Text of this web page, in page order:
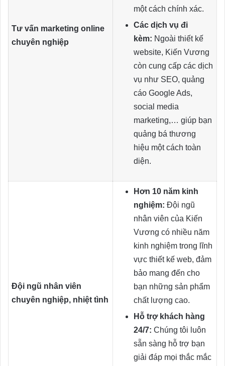
Tư vấn marketing online
chuyên nghiệp
một cách chính xác.
Các dịch vụ đi
kèm: Ngoài thiết kế
website, Kiến Vương
còn cung cấp các dịch
vụ như SEO, quảng
cáo Google Ads,
social media
marketing,… giúp bạn
quảng bá thương
hiệu một cách toàn
diện.
Đội ngũ nhân viên
chuyên nghiệp, nhiệt tình
Hơn 10 năm kinh
nghiệm: Đội ngũ
nhân viên của Kiến
Vương có nhiều năm
kinh nghiệm trong lĩnh
vực thiết kế web, đảm
bảo mang đến cho
bạn những sản phẩm
chất lượng cao.
Hỗ trợ khách hàng
24/7: Chúng tôi luôn
sẵn sàng hỗ trợ bạn
giải đáp mọi thắc mắc